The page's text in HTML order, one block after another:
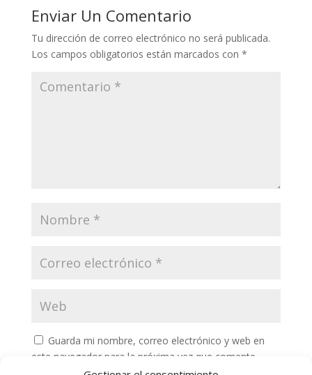
Enviar Un Comentario
Tu dirección de correo electrónico no será publicada.
Los campos obligatorios están marcados con *
Guarda mi nombre, correo electrónico y web en
este navegador para la próxima vez que comente.